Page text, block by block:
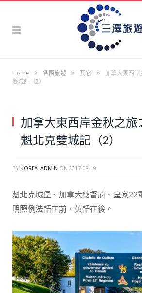
Home » 各國旅遊 » 其它 »
加拿大東西
雙城記（2）
加拿大東西岸金秋之
魁北克雙城記（2）
BY KOREA_ADMIN ON 2017-08-19
魁北克城堡、加拿大總督府、皇家22
明照例法語在前，英語在後。